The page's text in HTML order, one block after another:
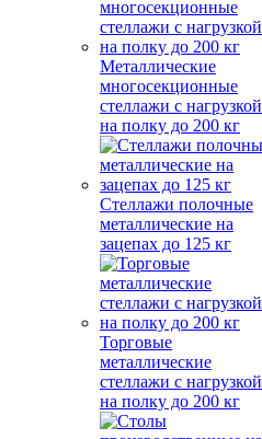
Металлические
многосекционные
стеллажи с нагрузкой
на полку до 200 кг
Стеллажи полочные
металлические на
зацепах до 125 кг
Торговые
металлические
стеллажи с нагрузкой
на полку до 200 кг